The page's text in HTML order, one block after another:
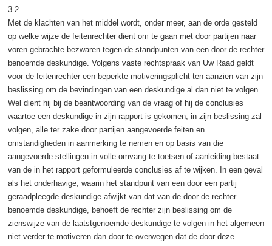
3.2
Met de klachten van het middel wordt, onder meer, aan de orde gesteld
op welke wijze de feitenrechter dient om te gaan met door partijen naar
voren gebrachte bezwaren tegen de standpunten van een door de rechter
benoemde deskundige. Volgens vaste rechtspraak van Uw Raad geldt
voor de feitenrechter een beperkte motiveringsplicht ten aanzien van zijn
beslissing om de bevindingen van een deskundige al dan niet te volgen.
Wel dient hij bij de beantwoording van de vraag of hij de conclusies
waartoe een deskundige in zijn rapport is gekomen, in zijn beslissing zal
volgen, alle ter zake door partijen aangevoerde feiten en
omstandigheden in aanmerking te nemen en op basis van die
aangevoerde stellingen in volle omvang te toetsen of aanleiding bestaat
van de in het rapport geformuleerde conclusies af te wijken. In een geval
als het onderhavige, waarin het standpunt van een door een partij
geraadpleegde deskundige afwijkt van dat van de door de rechter
benoemde deskundige, behoeft de rechter zijn beslissing om de
zienswijze van de laatstgenoemde deskundige te volgen in het algemeen
niet verder te motiveren dan door te overwegen dat de door deze